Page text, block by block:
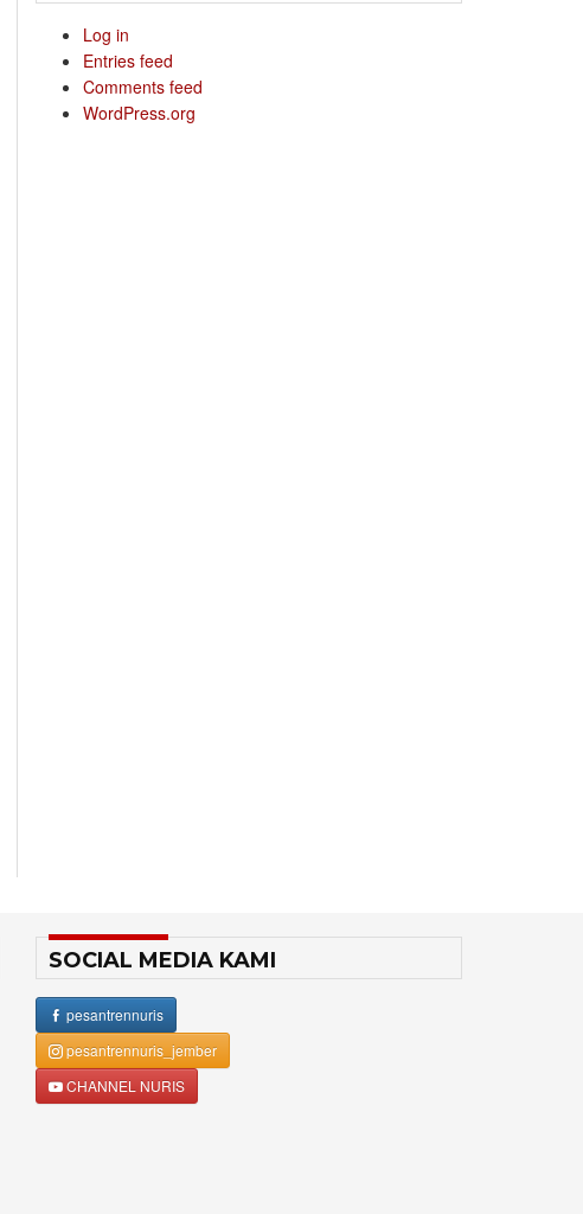
Log in
Entries feed
Comments feed
WordPress.org
SOCIAL MEDIA KAMI
pesantrennuris
pesantrennuris_jember
CHANNEL NURIS